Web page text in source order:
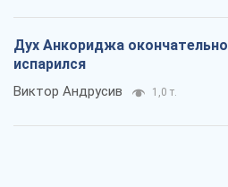
Дух Анкориджа окончательно
испарился
Виктор Андрусив 1,0 т.